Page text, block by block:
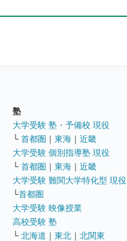
塾
大学受験 塾・予備校 現役
└ 首都圏 ｜ 東海 ｜ 近畿
大学受験 個別指導塾 現役
└ 首都圏 ｜ 東海 ｜ 近畿
大学受験 難関大学特化型 現役
└首都圏
大学受験 映像授業
高校受験 塾
└ 北海道 ｜ 東北 ｜ 北関東